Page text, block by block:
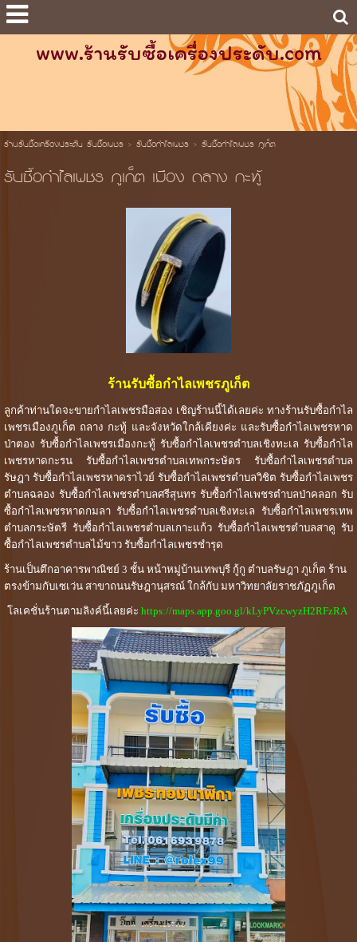
www.ร้านรับซื้อเครื่องประดับ.com
ร้านรับซื้อเครื่องประดับ รับซื้อเพชร> รับซื้อกำไลเพชร> รับซื้อกำไลเพชร ภูเก็ต
รับซื้อกำไลเพชร ภูเก็ต เมือง ถลาง กะทู้
ร้านรับซื้อกำไลเพชรภูเก็ต
ลูกค้าท่านใดจะขายกำไลเพชรมือสอง เชิญร้านนี้ได้เลยค่ะ ทางร้านรับซื้อกำไล
เพชรเมืองภูเก็ต ถลาง กะทู้ และจังหวัดใกล้เคียงค่ะ และรับซื้อกำไลเพชรหาด
ป่าตอง รับซื้อกำไลเพชรเมืองกะทู้ รับซื้อกำไลเพชรตำบลเชิงทะเล รับซื้อกำไล
เพชรหาดกะรน รับซื้อกำไลเพชรตำบลเทพกระษัตร รับซื้อกำไลเพชรตำบล
รัษฎา รับซื้อกำไลเพชรหาดราไวย์ รับซื้อกำไลเพชรตำบลวิชิต รับซื้อกำไลเพชร
ตำบลฉลอง รับซื้อกำไลเพชรตำบลศรีสุนทร รับซื้อกำไลเพชรตำบลป่าคลอก รับ
ซื้อกำไลเพชรหาดกมลา รับซื้อกำไลเพชรตำบลเชิงทะเล รับซื้อกำไลเพชรเทพ
ตำบลกระษัตรี รับซื้อกำไลเพชรตำบลเกาะแก้ว รับซื้อกำไลเพชรตำบลสาคู รับ
ซื้อกำไลเพชรตําบลไม้ขาว รับซื้อกำไลเพชรชำรุด
ร้านเป็นตึกอาคารพาณิชย์ 3 ชั้น หน้าหมู่บ้านเทพบุรี กู้กู ตำบลรัษฎา ภูเก็ต ร้าน
ตรงข้ามกับเซเว่น สาขาถนนรัษฎานุสรณ์ ใกล้กับ มหาวิทยาลัยราชภัฏภูเก็ต
โลเคชั่นร้านตามลิงค์นี้เลยค่ะ https://maps.app.goo.gl/kLyPVzcwyzH2RFzRA